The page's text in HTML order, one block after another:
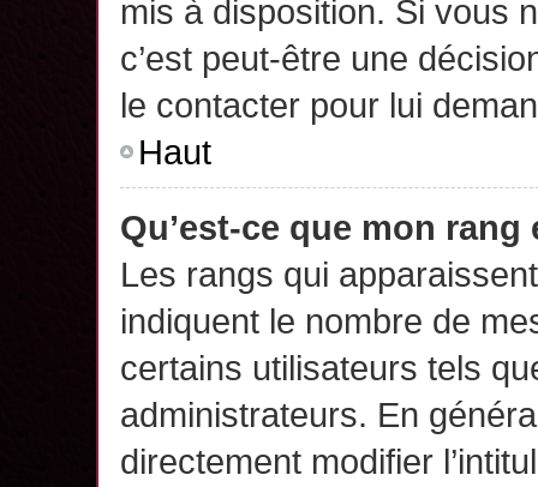
mis à disposition. Si vous
c’est peut-être une
le contacter pour lui
Haut
Qu’est-ce que mon
Les rangs qui
indiquent le nombre de
certains utilisateurs tels
administrateurs. En
directement modifier